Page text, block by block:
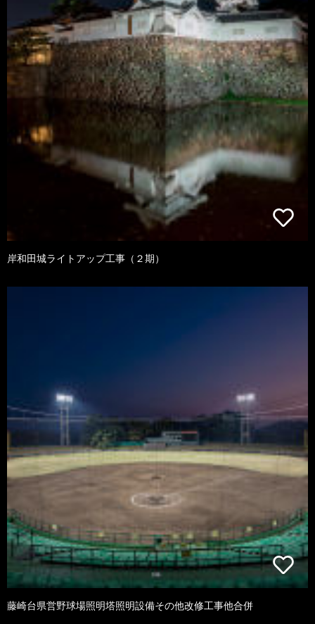
岸和田城ライトアップ工事（２期）
藤崎台県営野球場照明塔照明設備その他改修工事他合併